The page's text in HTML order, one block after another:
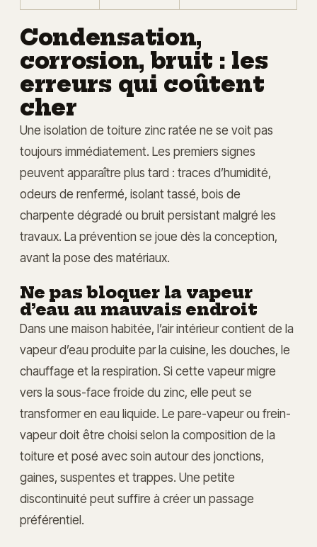
Condensation,
corrosion, bruit : les
erreurs qui coûtent
cher
Une isolation de toiture zinc ratée ne se voit pas
toujours immédiatement. Les premiers signes
peuvent apparaître plus tard : traces d’humidité,
odeurs de renfermé, isolant tassé, bois de
charpente dégradé ou bruit persistant malgré les
travaux. La prévention se joue dès la conception,
avant la pose des matériaux.
Ne pas bloquer la vapeur
d’eau au mauvais endroit
Dans une maison habitée, l’air intérieur contient de la
vapeur d’eau produite par la cuisine, les douches, le
chauffage et la respiration. Si cette vapeur migre
vers la sous-face froide du zinc, elle peut se
transformer en eau liquide. Le pare-vapeur ou frein-
vapeur doit être choisi selon la composition de la
toiture et posé avec soin autour des jonctions,
gaines, suspentes et trappes. Une petite
discontinuité peut suffire à créer un passage
préférentiel.